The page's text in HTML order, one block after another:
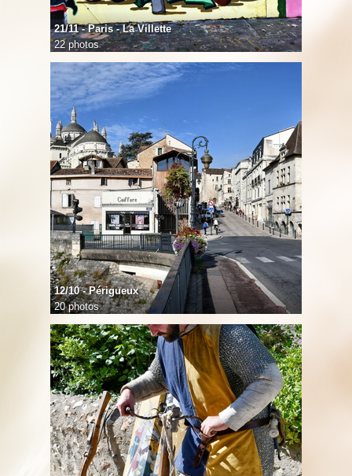
21/11 - Paris - La Villette
22 photos
12/10 - Périgueux
20 photos